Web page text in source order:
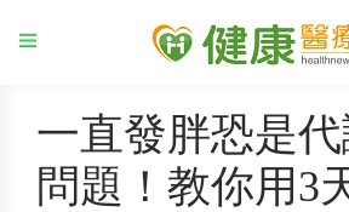
一直發胖恐是
問題！教你用3